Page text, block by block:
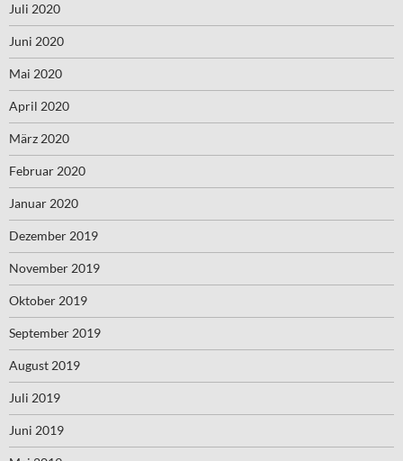
Juli 2020
Juni 2020
Mai 2020
April 2020
März 2020
Februar 2020
Januar 2020
Dezember 2019
November 2019
Oktober 2019
September 2019
August 2019
Juli 2019
Juni 2019